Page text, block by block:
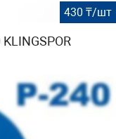
430 ₸/шт